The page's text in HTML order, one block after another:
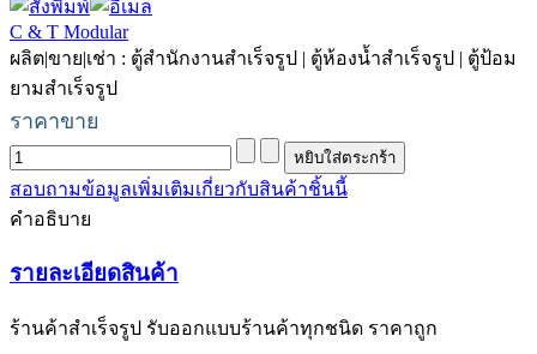
C & T Modular
ผลิต|ขาย|เช่า : ตู้สำนักงานสำเร็จรูป | ตู้ห้องน้ำสำเร็จรูป | ตู้ป้อม
ยามสำเร็จรูป
ราคาขาย
สอบถามข้อมูลเพิ่มเติมเกี่ยวกับสินค้าชิ้นนี้
คำอธิบาย
รายละเอียดสินค้า
ร้านค้าสำเร็จรูป รับออกแบบร้านค้าทุกชนิด ราคาถูก